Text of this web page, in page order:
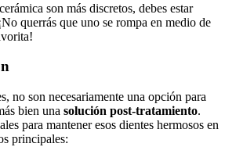
son más discretos, debes estar
querrás que uno se rompa en medio de
no son necesariamente una opción para
bien una solución post-tratamiento.
para mantener esos dientes hermosos en
principales: